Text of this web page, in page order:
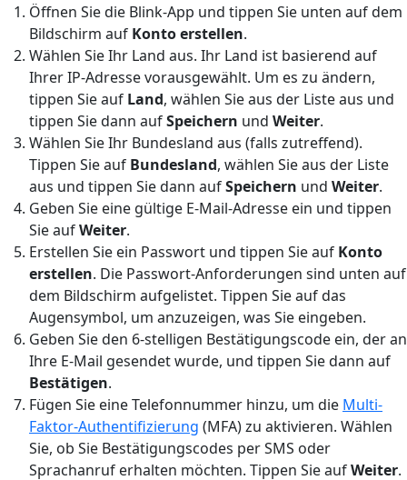
Öffnen Sie die Blink-App und tippen Sie unten auf dem
Bildschirm auf Konto erstellen.
Wählen Sie Ihr Land aus. Ihr Land ist basierend auf
Ihrer IP-Adresse vorausgewählt. Um es zu ändern,
tippen Sie auf Land, wählen Sie aus der Liste aus und
tippen Sie dann aufSpeichern und Weiter.
Wählen Sie Ihr Bundesland aus (falls zutreffend).
Tippen Sie auf Bundesland, wählen Sie aus der Liste
aus und tippen Sie dann aufSpeichern und Weiter.
Geben Sie eine gültige E-Mail-Adresse ein und tippen
Sie aufWeiter.
Erstellen Sie ein Passwort und tippen Sie auf Konto
erstellen. Die Passwort-Anforderungen sind unten auf
dem Bildschirm aufgelistet. Tippen Sie auf das
Augensymbol, um anzuzeigen, was Sie eingeben.
Geben Sie den 6-stelligen Bestätigungscode ein, der an
Ihre E-Mail gesendet wurde, und tippen Sie dann auf
Bestätigen.
Fügen Sie eine Telefonnummer hinzu, um die Multi-
Faktor-Authentifizierung (MFA) zu aktivieren. Wählen
Sie, ob Sie Bestätigungscodes per SMS oder
Sprachanruf erhalten möchten. Tippen Sie aufWeiter.